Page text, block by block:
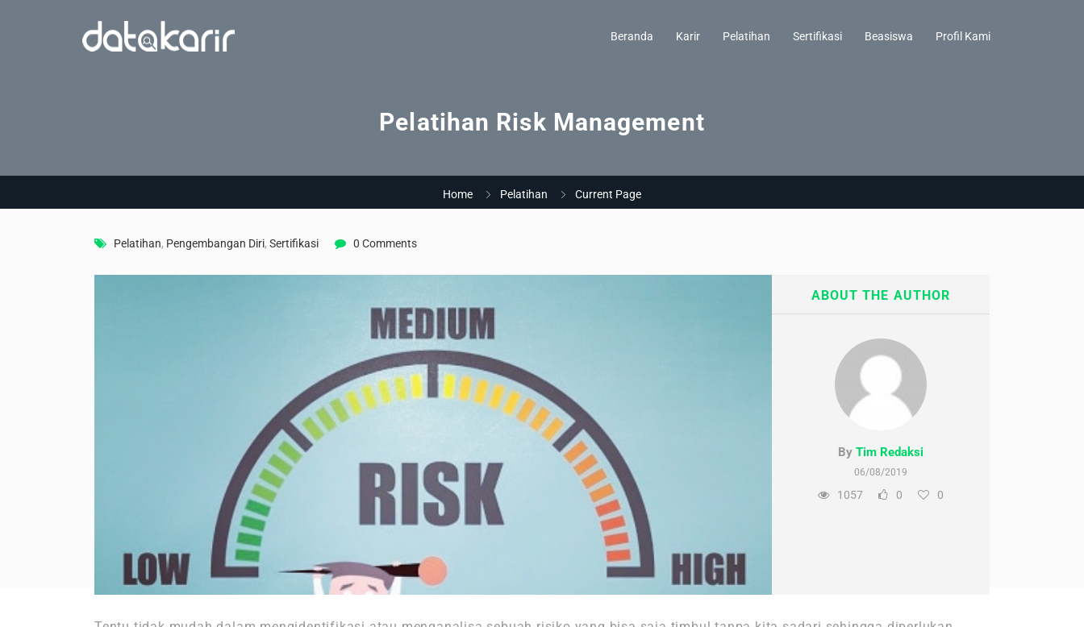
Beranda Karir Pelatihan Sertifikasi Beasiswa Profil Kami
Pelatihan Risk Management
Home Pelatihan Current Page
Pelatihan, Pengembangan Diri, Sertifikasi 0 Comments
ABOUT THE AUTHOR
By Tim Redaksi
06/08/2019
1057 0 0